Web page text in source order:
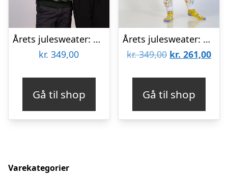
Årets julesweater: Bite Me – Børn. Ugly Christmas Sweater lavet i Danmark
kr. 349,00
Gå til shop
Årets julesweater: Påskekyllingens Påskepyjamas – dame / kvinder. Ugly Christmas Sweater lavet i Danmark
kr.349,00 Den
var:
kr. 349,00.
kr. 261,00Den
kr.
Gå til shop
Varekategorier